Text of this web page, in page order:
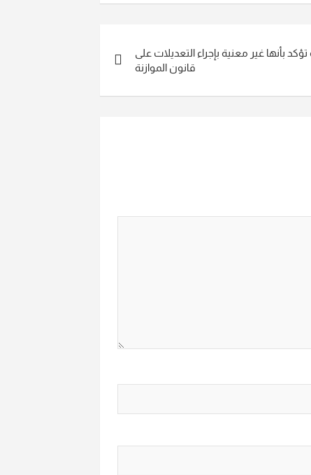
تؤكد بأنها غير معنية بإجراء التعديلات على
قانون الموازنة